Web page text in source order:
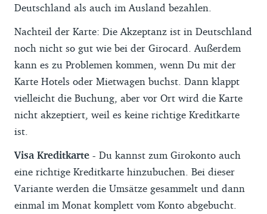
Deutschland als auch im Ausland bezahlen.
Nachteil der Karte: Die Akzeptanz ist in Deutschland
noch nicht so gut wie bei der Girocard. Außerdem
kann es zu Problemen kommen, wenn Du mit der
Karte Hotels oder Mietwagen buchst. Dann klappt
vielleicht die Buchung, aber vor Ort wird die Karte
nicht akzeptiert, weil es keine richtige Kreditkarte
ist.
Visa Kreditkarte - Du kannst zum Girokonto auch
eine richtige Kreditkarte hinzubuchen. Bei dieser
Variante werden die Umsätze gesammelt und dann
einmal im Monat komplett vom Konto abgebucht.